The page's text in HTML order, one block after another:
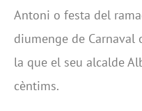
Antoni o festa del
diumenge de Carnaval
la que el seu alcalde
cèntims.